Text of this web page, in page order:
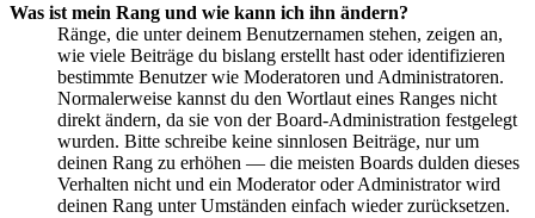
Was ist mein Rang und wie kann ich ihn ändern?
Ränge, die unter deinem Benutzernamen stehen, zeigen an,
wie viele Beiträge du bislang erstellt hast oder identifizieren
bestimmte Benutzer wie Moderatoren und Administratoren.
Normalerweise kannst du den Wortlaut eines Ranges nicht
direkt ändern, da sie von der Board-Administration festgelegt
wurden. Bitte schreibe keine sinnlosen Beiträge, nur um
deinen Rang zu erhöhen — die meisten Boards dulden dieses
Verhalten nicht und ein Moderator oder Administrator wird
deinen Rang unter Umständen einfach wieder zurücksetzen.